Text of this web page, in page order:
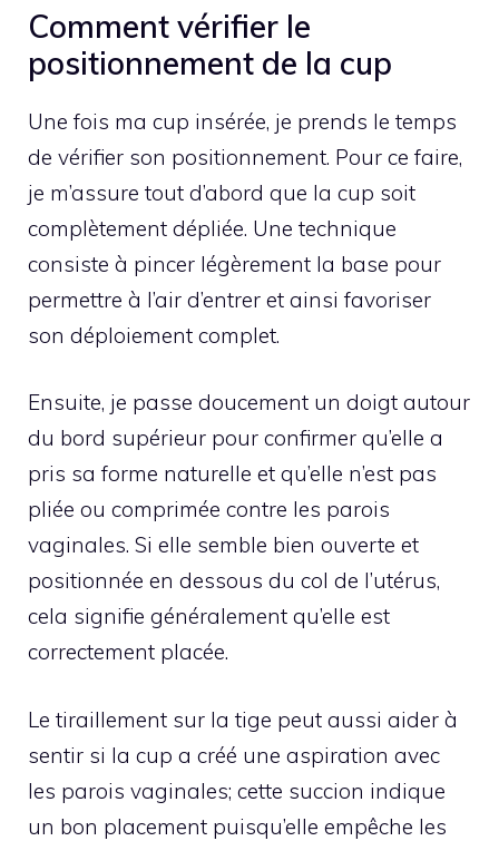
Comment vérifier le
positionnement de la cup
Une fois ma cup insérée, je prends le temps
de vérifier son positionnement. Pour ce faire,
je m’assure tout d’abord que la cup soit
complètement dépliée. Une technique
consiste à pincer légèrement la base pour
permettre à l’air d’entrer et ainsi favoriser
son déploiement complet.
Ensuite, je passe doucement un doigt autour
du bord supérieur pour confirmer qu’elle a
pris sa forme naturelle et qu’elle n’est pas
pliée ou comprimée contre les parois
vaginales. Si elle semble bien ouverte et
positionnée en dessous du col de l’utérus,
cela signifie généralement qu’elle est
correctement placée.
Le tiraillement sur la tige peut aussi aider à
sentir si la cup a créé une aspiration avec
les parois vaginales; cette succion indique
un bon placement puisqu’elle empêche les